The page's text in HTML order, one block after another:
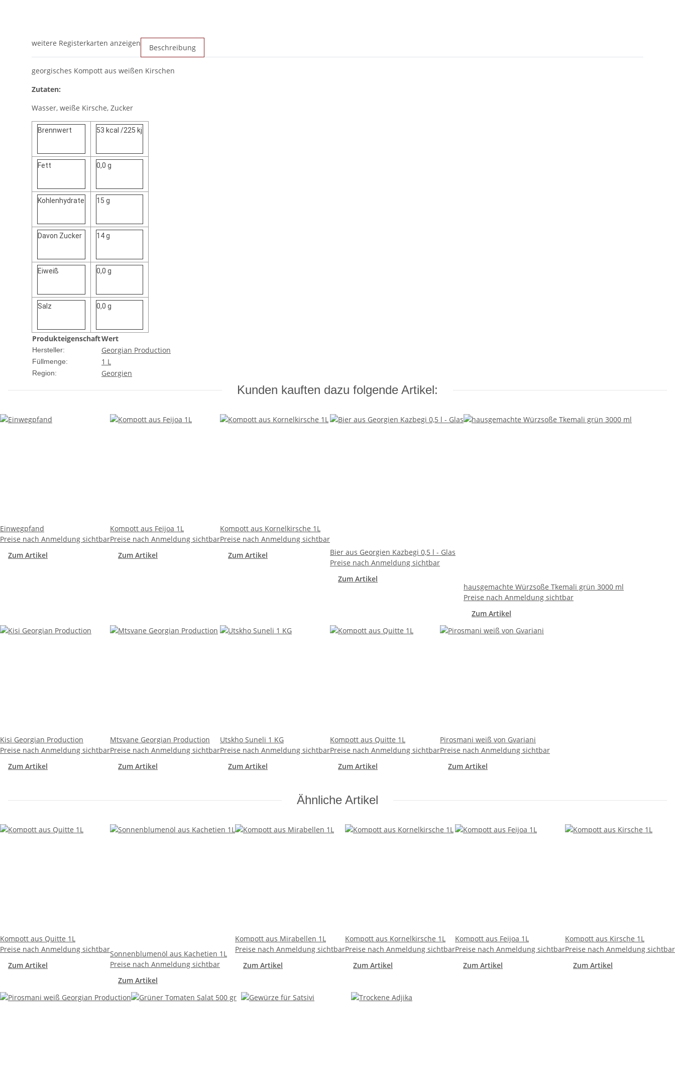
weitere Registerkarten anzeigen Beschreibung
georgisches Kompott aus weißen Kirschen
Zutaten:
Wasser, weiße Kirsche, Zucker
Brennwert 53 kcal /225 kj
Fett 0,0 g
Kohlenhydrate 15 g
Davon Zucker 14 g
Eiweiß 0,0 g
Salz 0,0 g
ProdukteigenschaftWert
Hersteller: Georgian Production
Füllmenge: 1 L
Region: Georgien
Kunden kauften dazu folgende Artikel:
Einwegpfand
Preise nach Anmeldung sichtbar
Zum Artikel
Kompott aus Feijoa 1L
Preise nach Anmeldung sichtbar
Zum Artikel
Kompott aus Kornelkirsche 1L
Preise nach Anmeldung sichtbar
Zum Artikel
Bier aus Georgien Kazbegi 0,5 l - Glas
Preise nach Anmeldung sichtbar
Zum Artikel
hausgemachte Würzsoße Tkemali grün 3000 ml
Preise nach Anmeldung sichtbar
Zum Artikel
Kisi Georgian Production
Preise nach Anmeldung sichtbar
Zum Artikel
Mtsvane Georgian Production
Preise nach Anmeldung sichtbar
Zum Artikel
Utskho Suneli 1 KG
Preise nach Anmeldung sichtbar
Zum Artikel
Kompott aus Quitte 1L
Preise nach Anmeldung sichtbar
Zum Artikel
Pirosmani weiß von Gvariani
Preise nach Anmeldung sichtbar
Zum Artikel
Ähnliche Artikel
Kompott aus Quitte 1L
Preise nach Anmeldung sichtbar
Zum Artikel
Sonnenblumenöl aus Kachetien 1L
Preise nach Anmeldung sichtbar
Zum Artikel
Kompott aus Mirabellen 1L
Preise nach Anmeldung sichtbar
Zum Artikel
Kompott aus Kornelkirsche 1L
Preise nach Anmeldung sichtbar
Zum Artikel
Kompott aus Feijoa 1L
Preise nach Anmeldung sichtbar
Zum Artikel
Kompott aus Kirsche 1L
Preise nach Anmeldung sichtbar
Zum Artikel